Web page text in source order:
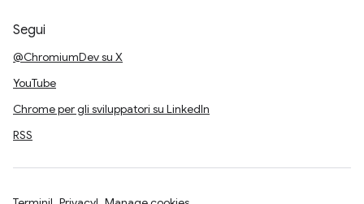
Segui
@ChromiumDev su X
YouTube
Chrome per gli sviluppatori su LinkedIn
RSS